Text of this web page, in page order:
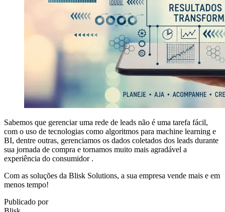
Sabemos que gerenciar uma rede de leads não é uma tarefa fácil,
com o uso de tecnologias como algoritmos para machine learning e
BI, dentre outras, gerenciamos os dados coletados dos leads durante
sua jornada de compra e tornamos muito mais agradável a
experiência do consumidor .
Com as soluções da Blisk Solutions, a sua empresa vende mais e em
menos tempo!
Publicado por